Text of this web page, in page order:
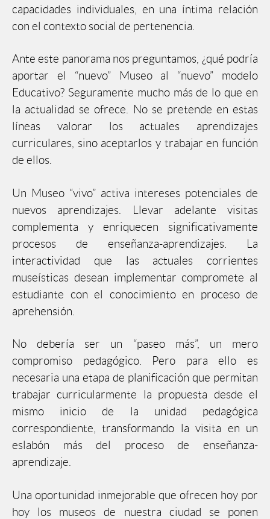
capacidades individuales, en una íntima relación
con el contexto social de pertenencia.
Ante este panorama nos preguntamos, ¿qué podría
aportar el “nuevo” Museo al “nuevo” modelo
Educativo? Seguramente mucho más de lo que en
la actualidad se ofrece. No se pretende en estas
líneas valorar los actuales aprendizajes
curriculares, sino aceptarlos y trabajar en función
de ellos.
Un Museo “vivo” activa intereses potenciales de
nuevos aprendizajes. Llevar adelante visitas
complementa y enriquecen significativamente
procesos de enseñanza-aprendizajes. La
interactividad que las actuales corrientes
museísticas desean implementar compromete al
estudiante con el conocimiento en proceso de
aprehensión.
No debería ser un “paseo más”, un mero
compromiso pedagógico. Pero para ello es
necesaria una etapa de planificación que permitan
trabajar curricularmente la propuesta desde el
mismo inicio de la unidad pedagógica
correspondiente, transformando la visita en un
eslabón más del proceso de enseñanza-
aprendizaje.
Una oportunidad inmejorable que ofrecen hoy por
hoy los museos de nuestra ciudad se ponen